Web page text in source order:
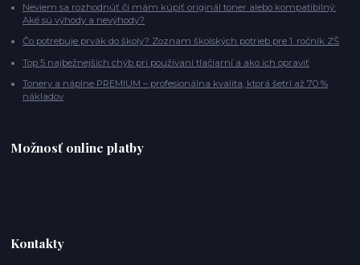
Neviem sa rozhodnúť či mám kúpiť originál toner alebo kompatibilný:
Aké sú výhody a nevýhody?
Čo potrebuje prvák do školy? Zoznam školských potrieb pre 1. ročník ZŠ
Top 5 najbežnejších chýb pri používaní tlačiarní a ako ich opraviť
Tonery a náplne PREMIUM – profesionálna kvalita, ktorá šetrí až 70 %
nákladov
Možnosť online platby
Kontakty